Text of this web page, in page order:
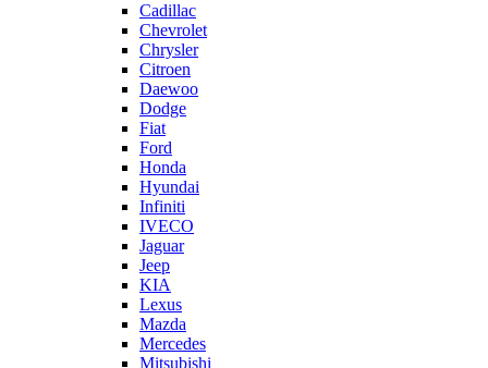
Cadillac
Chevrolet
Chrysler
Citroen
Daewoo
Dodge
Fiat
Ford
Honda
Hyundai
Infiniti
IVECO
Jaguar
Jeep
KIA
Lexus
Mazda
Mercedes
Mitsubishi